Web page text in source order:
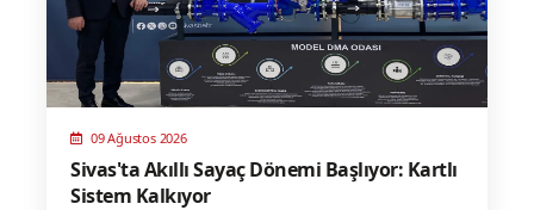
09 Ağustos 2026
Sivas'ta Akıllı Sayaç Dönemi Başlıyor: Kartlı
Sistem Kalkıyor